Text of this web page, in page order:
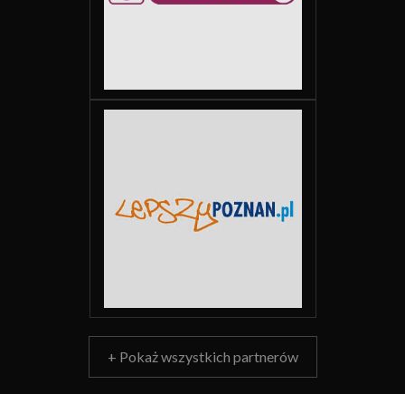
+ Pokaż wszystkich partnerów